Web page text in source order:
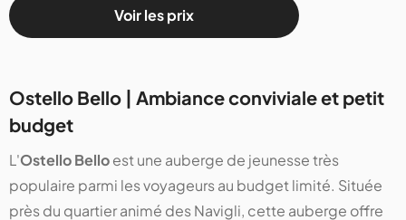
Voir les prix
Ostello Bello | Ambiance conviviale et petit
budget
L'Ostello Belloest une auberge de jeunesse très
populaire parmi les voyageurs au budget limité. Située
près du quartier animé des Navigli, cette auberge offre